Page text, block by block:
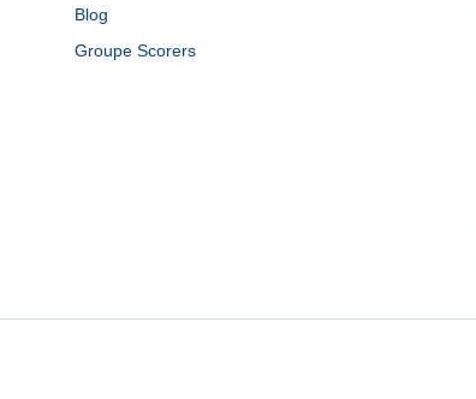
Blog
Groupe Scorers